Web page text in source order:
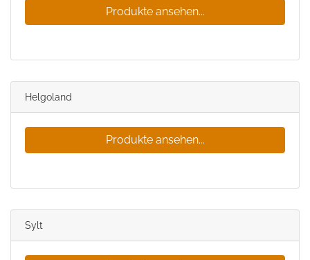
Produkte ansehen...
Helgoland
Produkte ansehen...
Sylt